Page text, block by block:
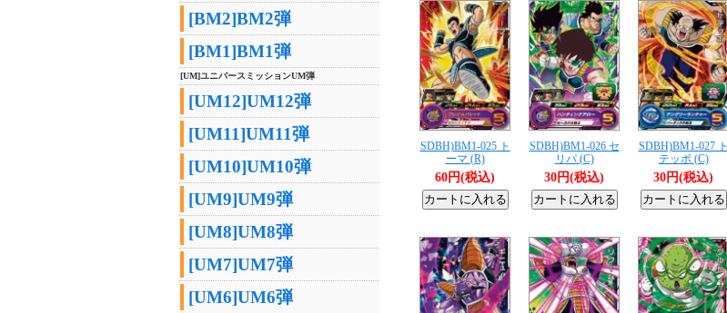
[BM2]BM2弾
[BM1]BM1弾
[UM]ユニバースミッションUM弾
[UM12]UM12弾
[UM11]UM11弾
[UM10]UM10弾
[UM9]UM9弾
[UM8]UM8弾
[UM7]UM7弾
[UM6]UM6弾
SDBH)BM1-025 ト
ーマ (R)
60円(税込)
SDBH)BM1-026 セ
リパ (C)
30円(税込)
SDBH)BM1-027 ト
テッポ (C)
30円(税込)